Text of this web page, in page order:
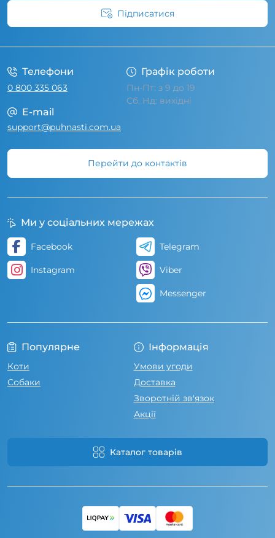
Підписатися
Телефони
0 800 335 063
Графік роботи
Пн-Пт: з 9 до 19
Сб, Нд: вихідні
E-mail
support@puhnasti.com.ua
Перейти до контактів
Популярне
Коти
Собаки
Інформація
Умови угоди
Доставка
Зворотній зв'язок
Акції
Каталог товарів
Ми у соціальних мережах
Facebook
Instagram
Telegram
Viber
Messenger